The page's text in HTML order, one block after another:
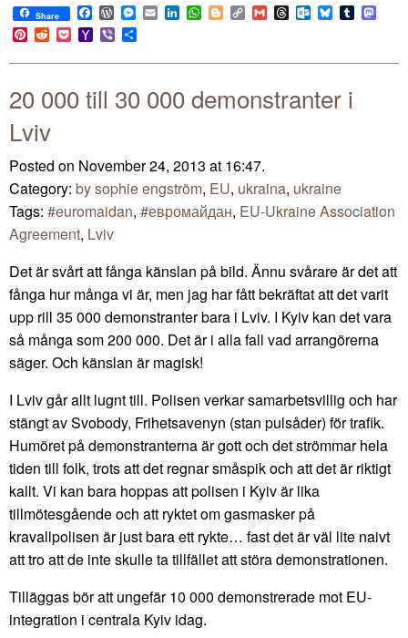
Share Facebook
WordPress
Messenger
EmailLinkedIn
WhatsApp
BloggerCopy
Link
GmailThreadsOutlook.com
BlueskyTumblr
Pinterest
RedditPocketYahoo
Mail
Viber
20 000 till 30 000 demonstranter i
Lviv
Posted on November 24, 2013 at 16:47.
Category: by sophie engström, EU, ukraina, ukraine
Tags: #euromaidan, #евромайдан, EU-Ukraine Association
Agreement, Lviv
Det är svårt att fånga känslan på bild. Ännu svårare är det att
fånga hur många vi är, men jag har fått bekräftat att det varit
upp rill 35 000 demonstranter bara i Lviv. I Kyiv kan det vara
så många som 200 000. Det är i alla fall vad arrangörerna
säger. Och känslan är magisk!
I Lviv går allt lugnt till. Polisen verkar samarbetsvillig och har
stängt av Svobody, Frihetsavenyn (stan pulsåder) för trafik.
Humöret på demonstranterna är gott och det strömmar hela
tiden till folk, trots att det regnar småspik och att det är riktigt
kallt. Vi kan bara hoppas att polisen i Kyiv är lika
tillmötesgående och att ryktet om gasmasker på
kravallpolisen är just bara ett rykte… fast det är väl lite naivt
att tro att de inte skulle ta tillfället att störa demonstrationen.
Tilläggas bör att ungefär 10 000 demonstrerade mot EU-
integration i centrala Kyiv idag.